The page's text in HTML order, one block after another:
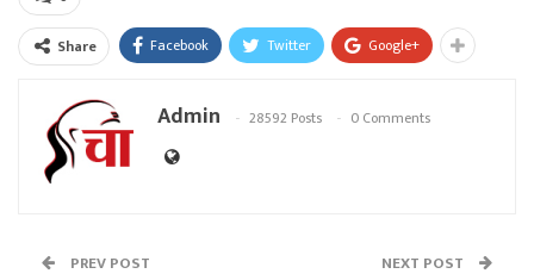
Share Facebook Twitter Google+
Admin 28592 Posts 0 Comments
PREV POST NEXT POST